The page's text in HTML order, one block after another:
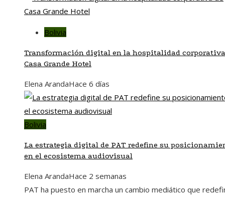
Bolivia
Transformación digital en la hospitalidad
Casa Grande Hotel
Elena ArandaHace 6 días
Bolivia
La estrategia digital de PAT redefine su
en el ecosistema audiovisual
Elena ArandaHace 2 semanas
PAT ha puesto en marcha un cambio mediático que